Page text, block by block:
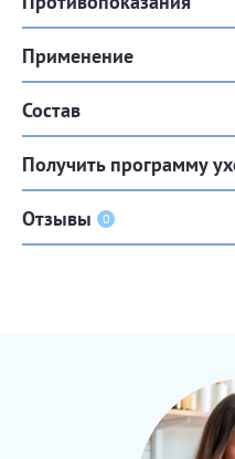
Применение
Состав
Получить программу
Отзывы 0